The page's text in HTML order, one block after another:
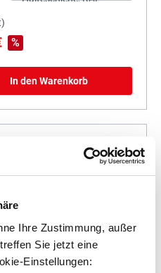
Ihre Zustimmung, außer
Sie jetzt eine
Einstellungen:
%
In den Warenkorb
+
%